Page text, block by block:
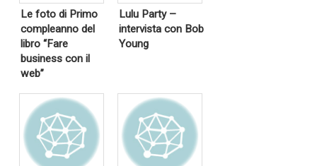
Le foto di Primo
compleanno del
libro “Fare
business con il
web”
Lulu Party –
intervista con Bob
Young